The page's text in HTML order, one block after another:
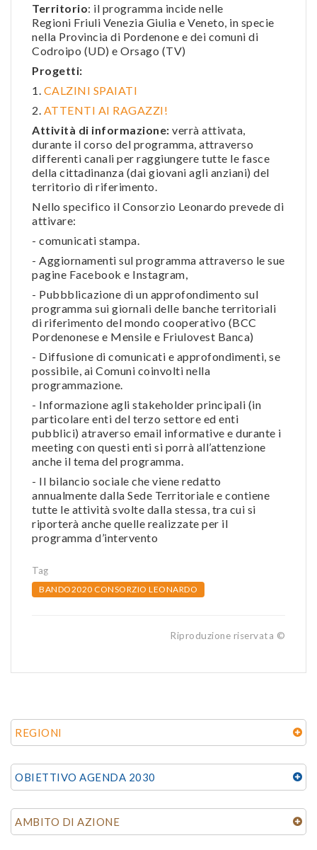
Territorio: il programma incide nelle
Regioni Friuli Venezia Giulia e Veneto, in specie
nella Provincia di Pordenone e dei comuni di
Codroipo (UD) e Orsago (TV)
Progetti:
1. CALZINI SPAIATI
2. ATTENTI AI RAGAZZI!
Attività di informazione: verrà attivata,
durante il corso del programma, attraverso
differenti canali per raggiungere tutte le fasce
della cittadinanza (dai giovani agli anziani) del
territorio di riferimento.
Nello specifico il Consorzio Leonardo prevede di
attivare:
- comunicati stampa.
- Aggiornamenti sul programma attraverso le sue
pagine Facebook e Instagram,
- Pubbblicazione di un approfondimento sul
programma sui giornali delle banche territoriali
di riferimento del mondo cooperativo (BCC
Pordenonese e Mensile e Friulovest Banca)
- Diffusione di comunicati e approfondimenti, se
possibile, ai Comuni coinvolti nella
programmazione.
- Informazione agli stakeholder principali (in
particolare enti del terzo settore ed enti
pubblici) atraverso email informative e durante i
meeting con questi enti si porrà all’attenzione
anche il tema del programma.
- Il bilancio sociale che viene redatto
annualmente dalla Sede Territoriale e contiene
tutte le attività svolte dalla stessa, tra cui si
riporterà anche quelle realizzate per il
programma d’intervento
Tag
BANDO2020 CONSORZIO LEONARDO
Riproduzione riservata ©
REGIONI
OBIETTIVO AGENDA 2030
AMBITO DI AZIONE